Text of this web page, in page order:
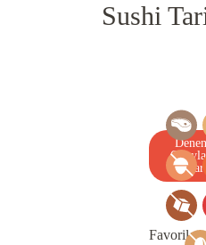
Sushi